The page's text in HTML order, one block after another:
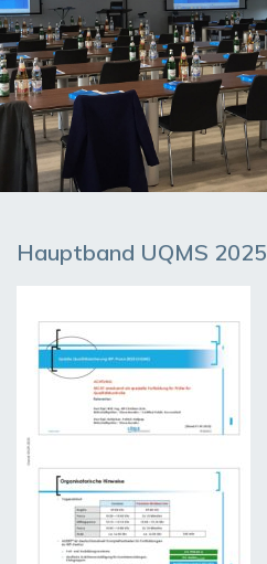
Hauptband UQMS 2025